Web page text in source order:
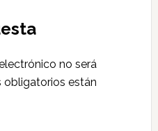
no será
obligatorios están